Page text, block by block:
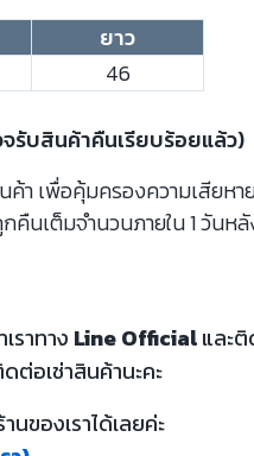
ยาว
46
รับสินค้าคืนเรียบร้อยแล้ว)
า เพื่อคุ้มครองความเสียหา
นเต็มจำนวนภายใน 1 วันห
ราทาง Line Officialและ
ต่อเช่าสินค้านะคะ
ของเราได้เลยค่ะ